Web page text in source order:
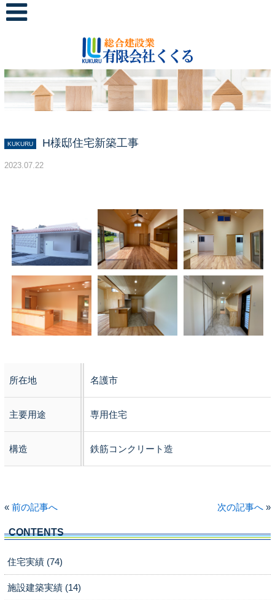
KUKURU H様邸住宅新築工事
2023.07.22
所在地 名護市
主要用途 専用住宅
構造 鉄筋コンクリート造
« 前の記事へ 次の記事へ »
CONTENTS
住宅実績 (74)
施設建築実績 (14)